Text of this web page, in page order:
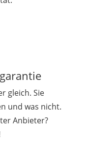
gleich. Sie
und was nicht.
Anbieter?